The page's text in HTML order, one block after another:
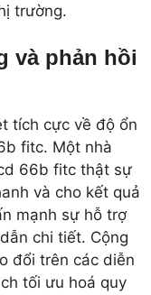
trường.
và phản hồi
tích cực về độ ổn
fitc. Một nhà
66b fitc thật sự
và cho kết quả
mạnh sự hỗ trợ
chi tiết. Cộng
đổi trên các diễn
tối ưu hoá quy